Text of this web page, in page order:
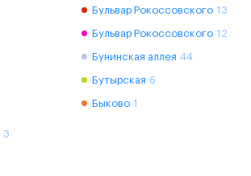
3
Бульвар Рокоссовского 13
Бульвар Рокоссовского 12
Бунинская аллея 44
Бутырская 6
Быково 1